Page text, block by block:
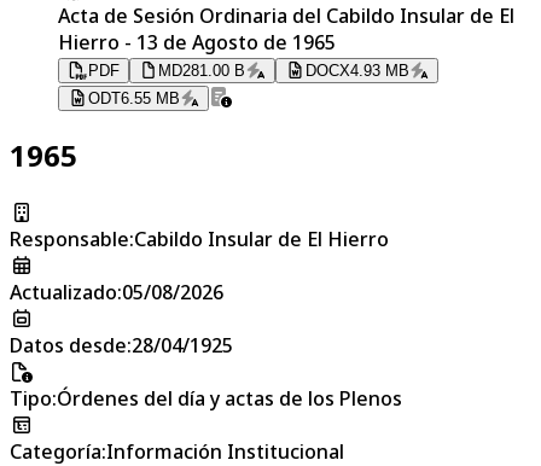
Acta de Sesión Ordinaria del Cabildo Insular de El
Hierro - 13 de Agosto de 1965
PDF MD281.00 B DOCX4.93 MB
ODT6.55 MB
1965
Responsable:Cabildo Insular de El Hierro
Actualizado:05/08/2026
Datos desde:28/04/1925
Tipo:Órdenes del día y actas de los Plenos
Categoría:Información Institucional